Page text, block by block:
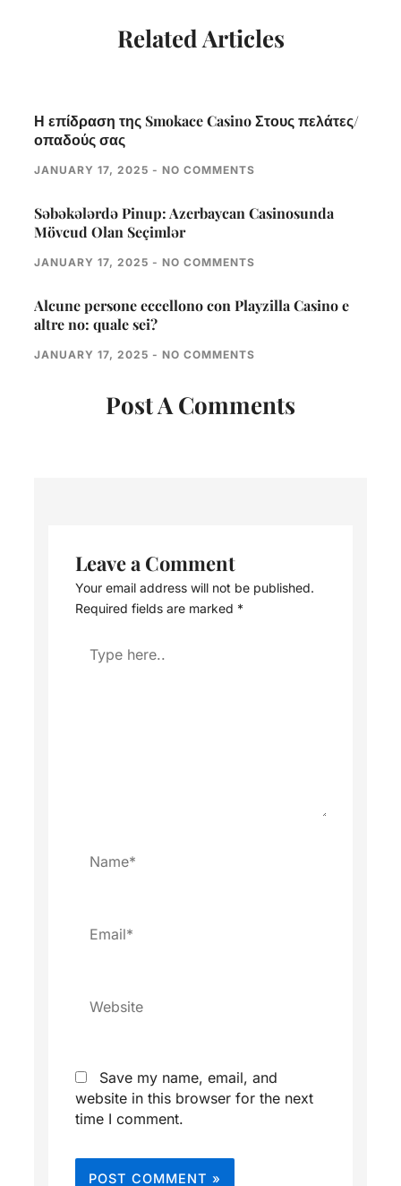
Related Articles
Η επίδραση της Smokace Casino Στους πελάτες/
οπαδούς σας
JANUARY 17, 2025 NO COMMENTS
Səbəkələrdə Pinup: Azerbaycan Casinosunda
Mövcud Olan Seçimlər
JANUARY 17, 2025 NO COMMENTS
Alcune persone eccellono con Playzilla Casino e
altre no: quale sei?
JANUARY 17, 2025 NO COMMENTS
Post A Comments
Leave a Comment
Your email address will not be published.
Required fields are marked *
Type
here..
Name*
Email*
Website
Save my name, email, and
website in this browser for the next
time I comment.